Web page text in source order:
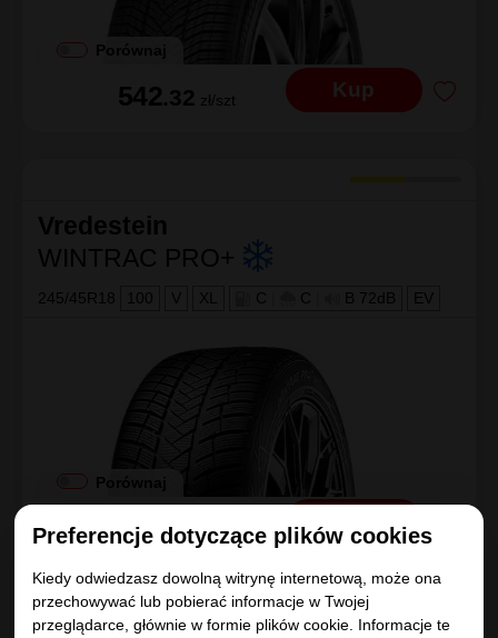
Preferencje dotyczące plików cookies
Kiedy odwiedzasz dowolną witrynę internetową, może ona
przechowywać lub pobierać informacje w Twojej
przeglądarce, głównie w formie plików cookie. Informacje te
Porównaj
542.32 zł/szt Kup
Vredestein
WINTRAC PRO+
245/45R18 100 V XL C C B 72dB EV
Porównaj
600.28zł/szt